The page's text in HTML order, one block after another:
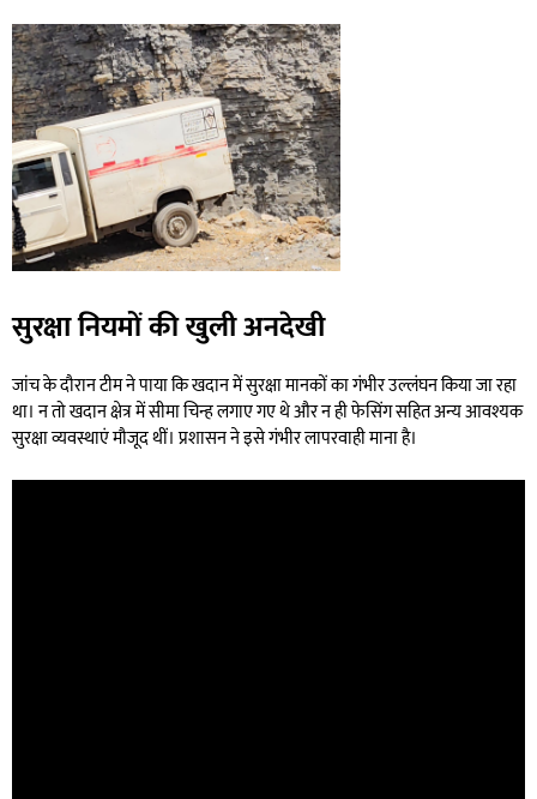
सुरक्षा नियमों की खुली अनदेखी
जांच के दौरान टीम ने पाया कि खदान में सुरक्षा मानकों का गंभीर उल्लंघन किया जा रहा
था। न तो खदान क्षेत्र में सीमा चिन्ह लगाए गए थे और न ही फेसिंग सहित अन्य आवश्यक
सुरक्षा व्यवस्थाएं मौजूद थीं। प्रशासन ने इसे गंभीर लापरवाही माना है।